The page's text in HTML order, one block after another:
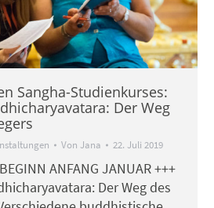
Sangha-Studienkurses:
Der Weg
Von Jana 22. Juli 2019
ANFANG JANUAR +++
Der Weg des